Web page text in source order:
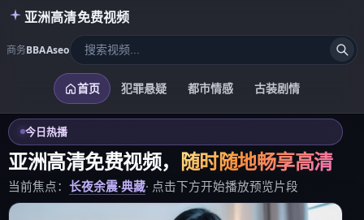
亚洲高清免费视频
首页 犯罪悬疑 都市情感 古装剧情
商务BBAAseo
今日热播
亚洲高清免费视频， 随时随地畅享高清
当前焦点： 长夜余震·典藏· 点击下方开始播放预览片段